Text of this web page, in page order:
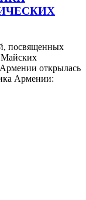
посвященных
Майских
открылась
Армении: